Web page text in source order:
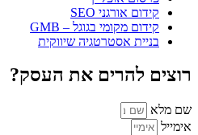
קידום אורגני SEO
קידום מקומי בגוגל – GMB
בניית אסטרטגיה שיווקית
רוצים להרים את העסק?
שם מלא
אימייל